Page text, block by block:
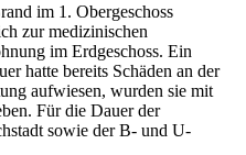
im 1. Obergeschoss
zur medizinischen
im Erdgeschoss. Ein
hatte bereits Schäden an der
aufwiesen, wurden sie mit
Für die Dauer der
sowie der B- und U-